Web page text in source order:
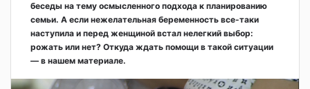
беседы на тему осмысленного подхода к планированию
семьи. А если нежелательная беременность все-таки
наступила и перед женщиной встал нелегкий выбор:
рожать или нет? Откуда ждать помощи в такой ситуации
— в нашем материале.